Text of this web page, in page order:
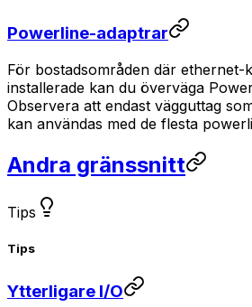
Powerline-adaptrar
För bostadsområden där ethernet-
installerade kan du överväga
Observera att endast vägguttag
kan användas med de flesta
Andra gränssnitt
Tips
Tips
Ytterligare I/O